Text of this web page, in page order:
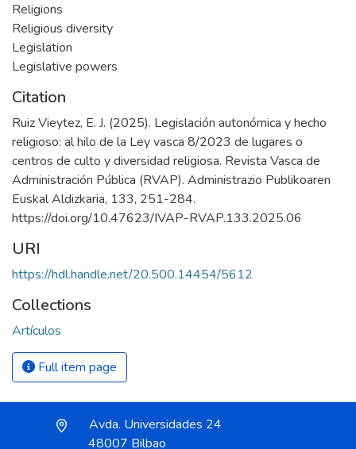
Religions
Religious diversity
Legislation
Legislative powers
Citation
Ruiz Vieytez, E. J. (2025). Legislación autonómica y hecho
religioso: al hilo de la Ley vasca 8/2023 de lugares o
centros de culto y diversidad religiosa. Revista Vasca de
Administración Pública (RVAP). Administrazio Publikoaren
Euskal Aldizkaria, 133, 251-284.
https://doi.org/10.47623/IVAP-RVAP.133.2025.06
URI
https://hdl.handle.net/20.500.14454/5612
Collections
Artículos
Full item page
Avda. Universidades 24
48007 Bilbao